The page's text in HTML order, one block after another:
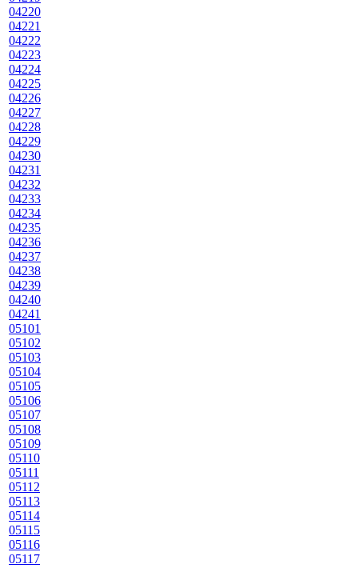
04220
04221
04222
04223
04224
04225
04226
04227
04228
04229
04230
04231
04232
04233
04234
04235
04236
04237
04238
04239
04240
04241
05101
05102
05103
05104
05105
05106
05107
05108
05109
05110
05111
05112
05113
05114
05115
05116
05117